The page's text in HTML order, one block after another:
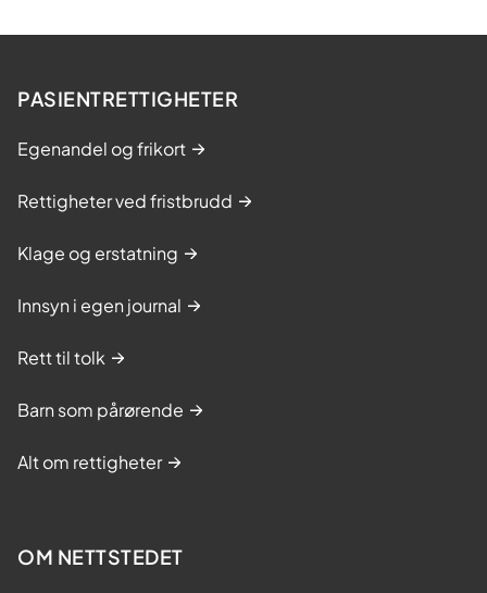
PASIENTRETTIGHETER
Egenandel og frikort
Rettigheter ved fristbrudd
Klage og erstatning
Innsyn i egen journal
Rett til tolk
Barn som pårørende
Alt om rettigheter
OM NETTSTEDET